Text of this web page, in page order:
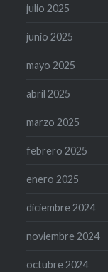
julio 2025
junio 2025
mayo 2025
abril 2025
marzo 2025
febrero 2025
enero 2025
diciembre 2024
noviembre 2024
octubre 2024